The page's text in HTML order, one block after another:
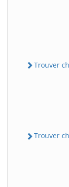
Trouver
Trouver